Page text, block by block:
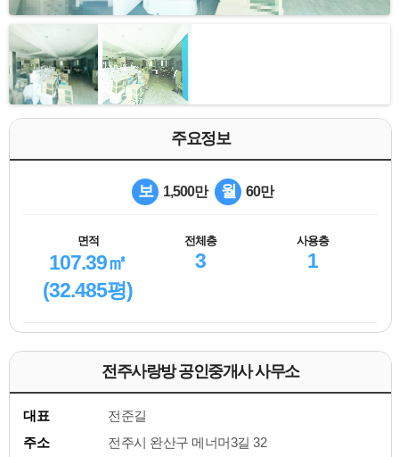
주요정보
보 1,500만 월 60만
면적
107.39㎡
(32.485평)
전체층
3
사용층
1
전주사랑방 공인중개사 사무소
대표
전준길
주소
전주시 완산구 메너머3길 32